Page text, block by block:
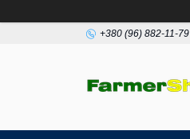
+380 (96) 882-11-79